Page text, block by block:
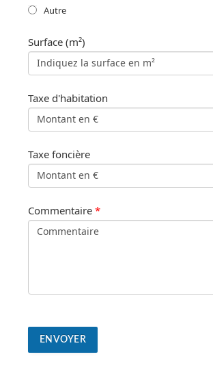
Autre
Surface (m²)
Taxe d'habitation
Taxe foncière
Commentaire *